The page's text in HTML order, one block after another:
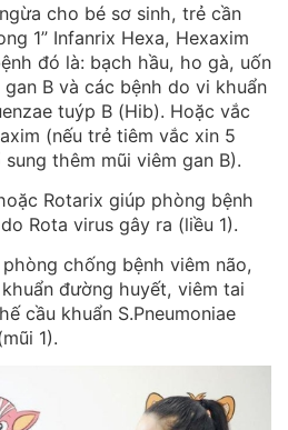
cho bé sơ sinh, trẻ cần
1” Infanrix Hexa, Hexaxim
đó là: bạch hầu, ho gà, uốn
B và các bệnh do vi khuẩn
tuýp B (Hib). Hoặc vắc
(nếu trẻ tiêm vắc xin 5
thêm mũi viêm gan B).
Rotarix giúp phòng bệnh
Rota virus gây ra (liều 1).
chống bệnh viêm não,
đường huyết, viêm tai
cầu khuẩn S.Pneumoniae
1).